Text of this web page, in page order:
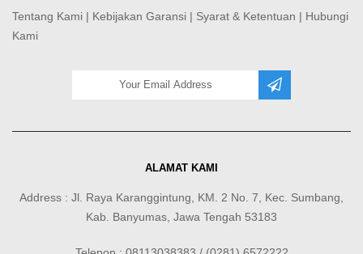
Tentang Kami | Kebijakan Garansi | Syarat & Ketentuan | Hubungi
Kami
ALAMAT KAMI
Address : Jl. Raya Karanggintung, KM. 2 No. 7, Kec. Sumbang,
Kab. Banyumas, Jawa Tengah 53183